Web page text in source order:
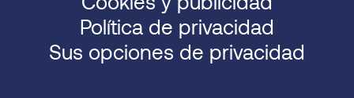
Política de privacidad
Sus opciones de privacidad